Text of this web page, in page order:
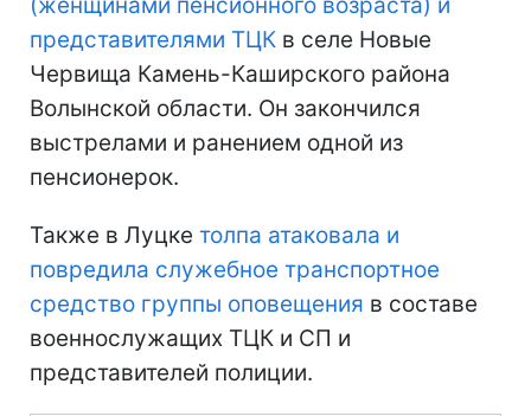
представителями ТЦК в селе Новые
Червища Камень-Каширского района
Волынской области. Он закончился
выстрелами и ранением одной из
пенсионерок.
Также в Луцке толпа атаковала и
повредила служебное транспортное
средство группы оповещения в составе
военнослужащих ТЦК и СП и
представителей полиции.